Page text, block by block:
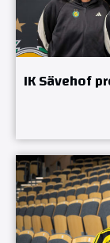
IK Sävehof